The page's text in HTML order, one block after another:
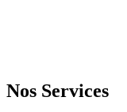
Nos Services